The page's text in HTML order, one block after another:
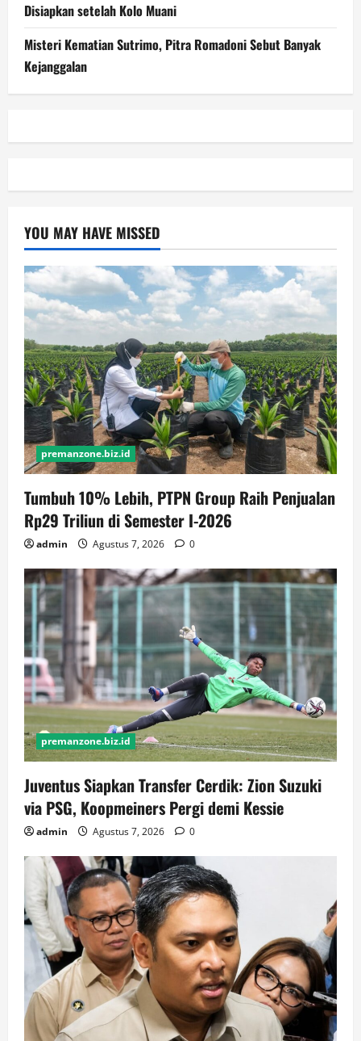
Disiapkan setelah Kolo Muani
Misteri Kematian Sutrimo, Pitra Romadoni Sebut Banyak
Kejanggalan
YOU MAY HAVE MISSED
premanzone.biz.id
Tumbuh 10% Lebih, PTPN Group Raih Penjualan
Rp29 Triliun di Semester I-2026
admin Agustus 7, 2026 0
premanzone.biz.id
Juventus Siapkan Transfer Cerdik: Zion Suzuki
via PSG, Koopmeiners Pergi demi Kessie
admin Agustus 7, 2026 0